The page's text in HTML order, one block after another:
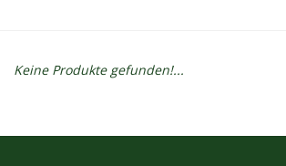
Kontakt
Keine Produkte gefunden!...